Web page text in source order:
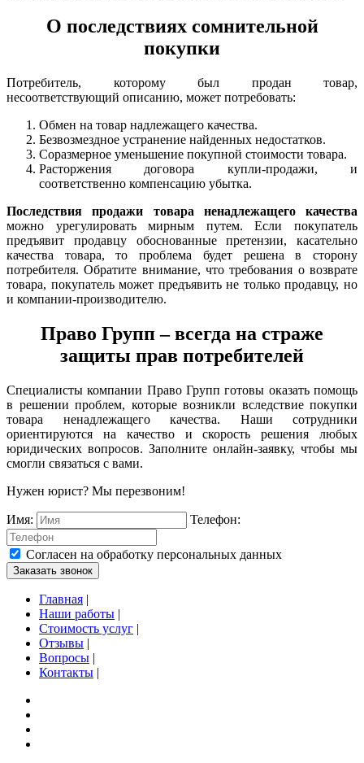
О последствиях сомнительной
покупки
Потребитель, которому был продан товар,
несоответствующий описанию, может потребовать:
Обмен на товар надлежащего качества.
Безвозмездное устранение найденных недостатков.
Соразмерное уменьшение покупной стоимости товара.
Расторжения договора купли-продажи, и
соответственно компенсацию убытка.
Последствия продажи товара ненадлежащего качества
можно урегулировать мирным путем. Если покупатель
предъявит продавцу обоснованные претензии, касательно
качества товара, то проблема будет решена в сторону
потребителя. Обратите внимание, что требования о возврате
товара, покупатель может предъявить не только продавцу, но
и компании-производителю.
Право Групп – всегда на страже
защиты прав потребителей
Специалисты компании Право Групп готовы оказать помощь
в решении проблем, которые возникли вследствие покупки
товара ненадлежащего качества. Наши сотрудники
ориентируются на качество и скорость решения любых
юридических вопросов. Заполните онлайн-заявку, чтобы мы
смогли связаться с вами.
Нужен юрист? Мы перезвоним!
Имя: Телефон:
Согласен на обработку персональных данных
Заказать звонок
Главная |
Наши работы |
Стоимость услуг |
Отзывы |
Вопросы |
Контакты |